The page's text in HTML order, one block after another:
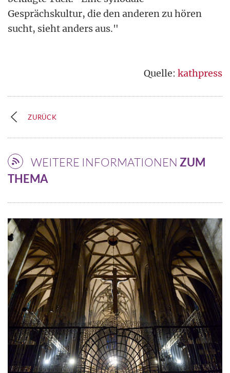
Gesprächskultur, die den anderen zu hören
sucht, sieht anders aus."
Quelle: kathpress
ZURÜCK
WEITERE INFORMATIONEN ZUM
THEMA